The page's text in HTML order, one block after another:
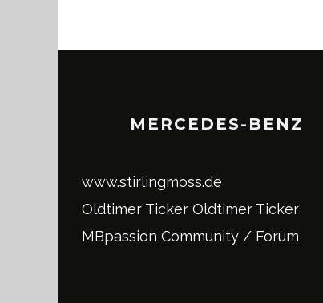
MERCEDES-BENZ
www.stirlingmoss.de
Oldtimer Ticker Oldtimer Ticker
MBpassion Community / Forum